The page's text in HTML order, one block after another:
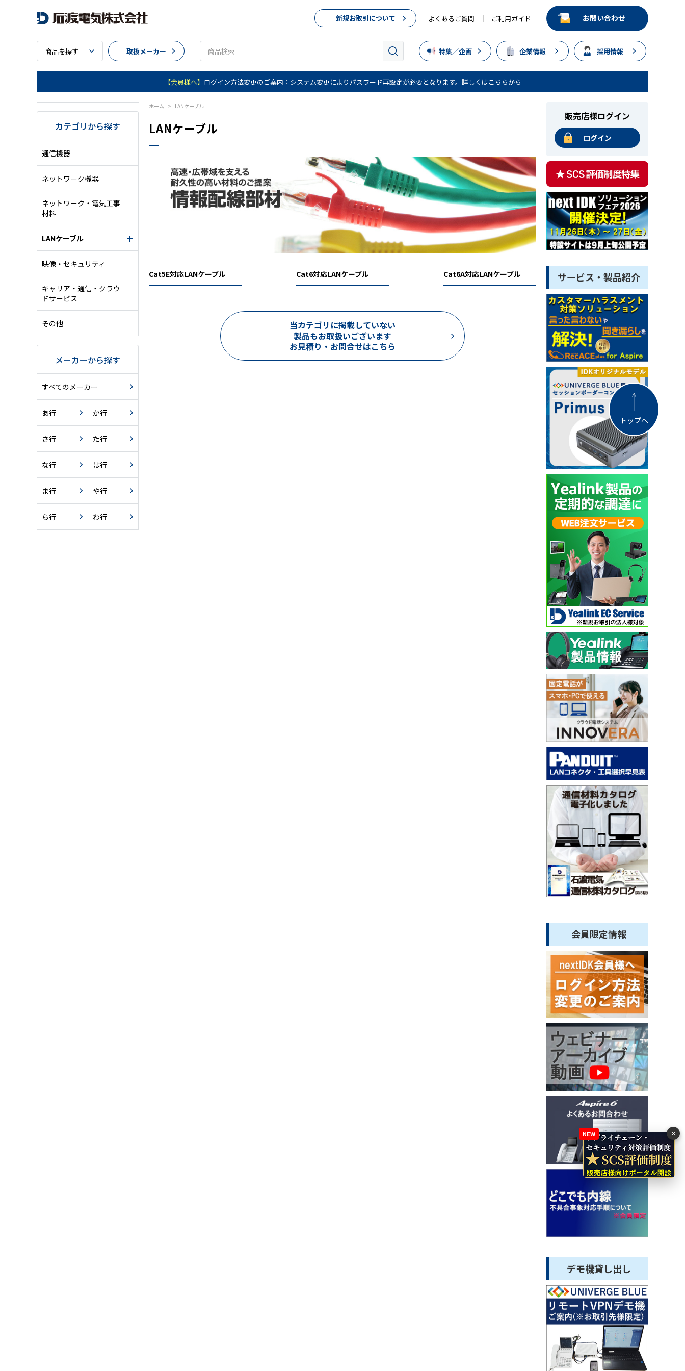
トップへ
新規お取引について よくあるご質問 ご利用ガイド お問い合わせ
商品を探す 取扱メーカー 特集／企画 企業情報 採用情報
【会員様へ】 ログイン方法変更のご案内：システム変更によりパスワード再設定が必要となります。詳しくはこちらから
ホーム > LANケーブル
LANケーブル
Cat5E対応LANケーブル Cat6対応LANケーブル Cat6A対応LANケーブル
当カテゴリに掲載していない
製品もお取扱いございます
お見積り・お問合せはこちら
カテゴリから探す
通信機器
ネットワーク機器
ネットワーク・電気工事
材料
LANケーブル
映像・セキュリティ
キャリア・通信・クラウ
ドサービス
その他
メーカーから探す
すべてのメーカー
あ行 か行
さ行 た行
な行 は行
ま行 や行
ら行 わ行
販売店様ログイン
ログイン
サービス・製品紹介
会員限定情報
デモ機貸し出し
NEW ×